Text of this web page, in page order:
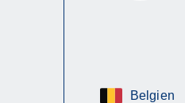
Belgien